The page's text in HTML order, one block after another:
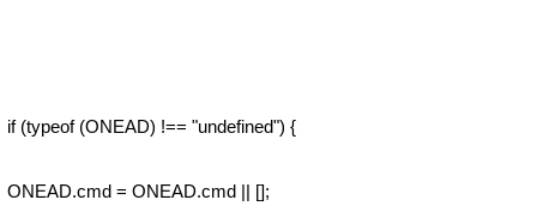
if (typeof (ONEAD) !== "undefined") {
ONEAD.cmd = ONEAD.cmd || [];